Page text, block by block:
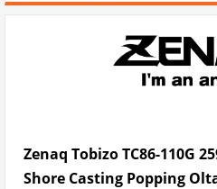
Zenaq Tobizo TC86-110G
Shore Casting Popping